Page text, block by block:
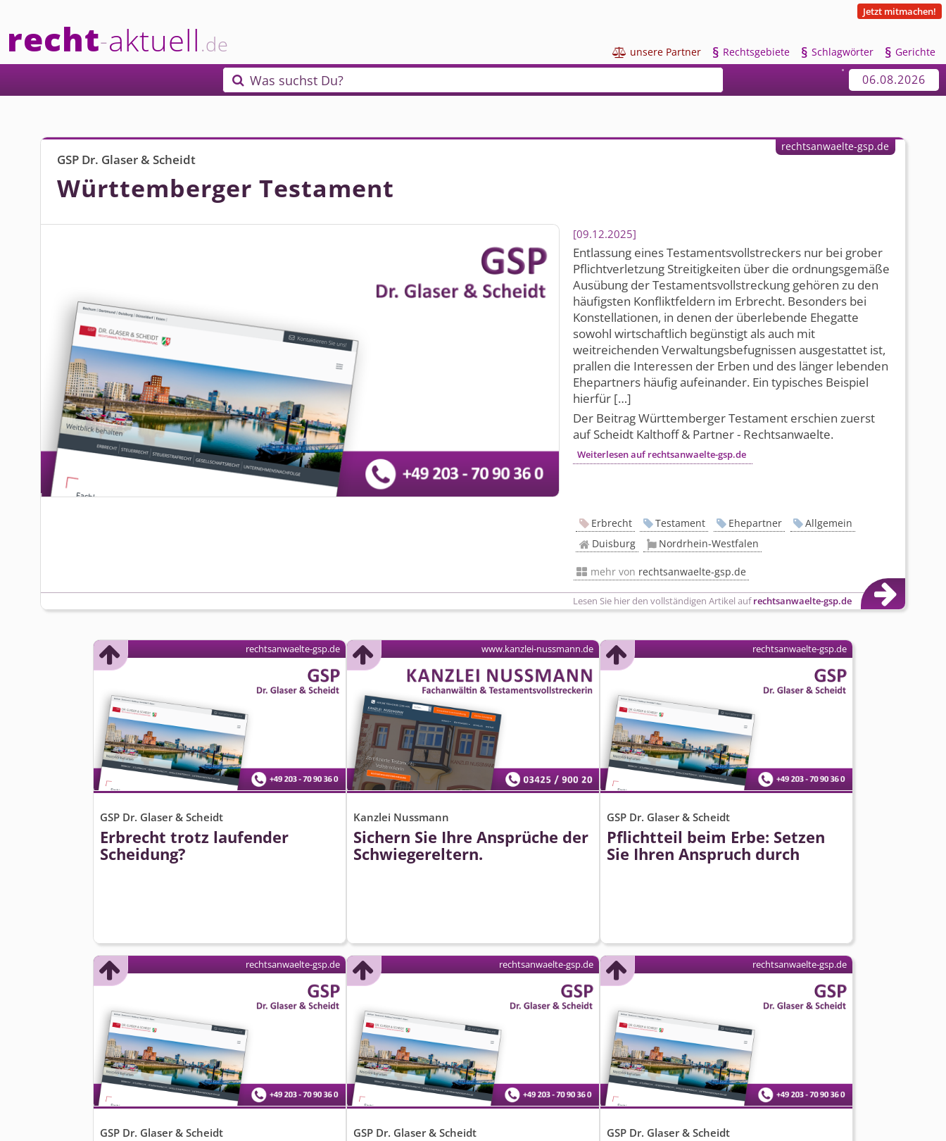
recht-aktuell.de
Jetzt mitmachen!
 unsere Partner § Rechtsgebiete § Schlagwörter § Gerichte
 Was suchst Du? 06.08.2026
GSP Dr. Glaser & Scheidt
Württemberger Testament
09.12.2025
Entlassung eines Testaments­vollstreckers nur bei grober
Pflichtverletzung Streitigkeiten über die ordnungsgemäße
Ausübung der Testaments­vollstreckung gehören zu den
häufigsten Konfliktfeldern im Erbrecht. Besonders bei
Konstellationen, in denen der überlebende Ehegatte
sowohl wirtschaftlich begünstigt als auch mit
weitreichenden Verwaltungs­befugnissen ausgestattet ist,
prallen die Interessen der Erben und des länger lebenden
Ehepartners häufig aufeinander. Ein typisches Beispiel
hierfür […]
Der Beitrag Württemberger Testament erschien zuerst
auf Scheidt Kalthoff & Partner - Rechtsanwaelte.
Weiterlesen auf rechtsanwaelte-gsp.de
Lesen Sie hier den vollständigen Artikel aufrechtsanwaelte-gsp.de
rechtsanwaelte-gsp.de
Erbrecht Testament Ehepartner
Allgemein
Duisburg
Nordrhein-Westfalen
mehr von rechtsanwaelte-gsp.de
GSP Dr. Glaser & Scheidt
Erbrecht trotz laufender
Scheidung?
rechtsanwaelte-gsp.de
Kanzlei Nussmann
Sichern Sie Ihre Ansprüche der
Schwiegereltern.
www.kanzlei-nussmann.de
GSP Dr. Glaser & Scheidt
Pflichtteil beim Erbe: Setzen
Sie Ihren Anspruch durch
rechtsanwaelte-gsp.de
GSP Dr. Glaser & Scheidt
rechtsanwaelte-gsp.de
GSP Dr. Glaser & Scheidt
rechtsanwaelte-gsp.de
GSP Dr. Glaser & Scheidt
rechtsanwaelte-gsp.de